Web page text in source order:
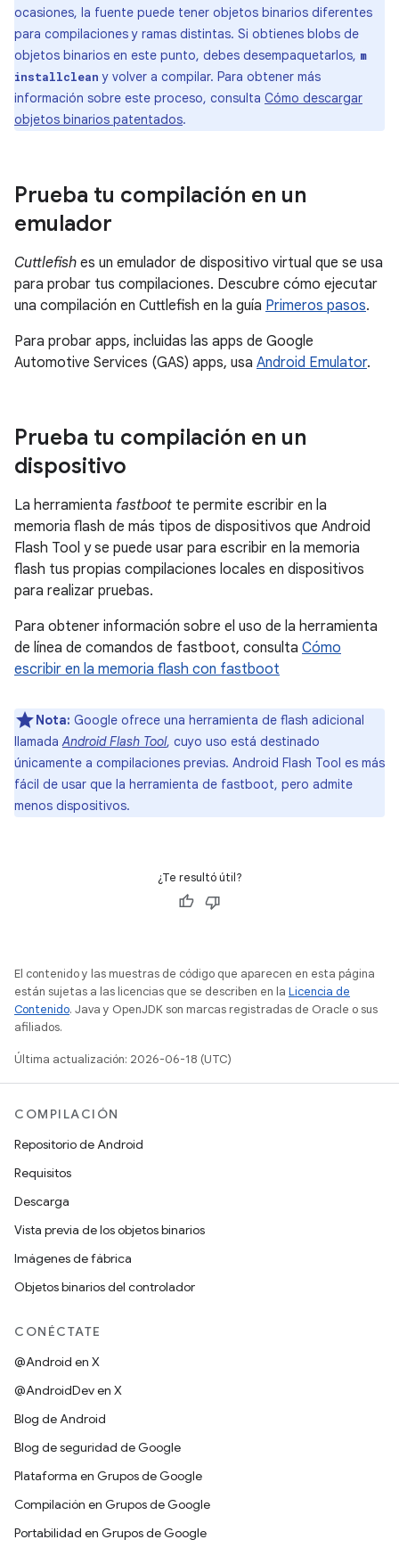
ocasiones, la fuente puede tener objetos binarios diferentes
para compilaciones y ramas distintas. Si obtienes blobs de
objetos binarios en este punto, debes desempaquetarlos, m
installclean y volver a compilar. Para obtener más
información sobre este proceso, consulta Cómo descargar
objetos binarios patentados.
Prueba tu compilación en un
emulador
Cuttlefish es un emulador de dispositivo virtual que se usa
para probar tus compilaciones. Descubre cómo ejecutar
una compilación en Cuttlefish en la guía Primeros pasos.
Para probar apps, incluidas las apps de Google
Automotive Services (GAS) apps, usa Android Emulator.
Prueba tu compilación en un
dispositivo
La herramienta fastboot te permite escribir en la
memoria flash de más tipos de dispositivos que Android
Flash Tool y se puede usar para escribir en la memoria
flash tus propias compilaciones locales en dispositivos
para realizar pruebas.
Para obtener información sobre el uso de la herramienta
de línea de comandos de fastboot, consulta Cómo
escribir en la memoria flash con fastboot
Nota: Google ofrece una herramienta de flash adicional
llamadaAndroid Flash Tool, cuyo uso está destinado
únicamente a compilaciones previas. Android Flash Tool es más
fácil de usar que la herramienta de fastboot, pero admite
menos dispositivos.
¿Te resultó útil?
El contenido y las muestras de código que aparecen en esta página
están sujetas a las licencias que se describen en la Licencia de
Contenido. Java y OpenJDK son marcas registradas de Oracle o sus
afiliados.
Última actualización: 2026-06-18 (UTC)
COMPILACIÓN
Repositorio de Android
Requisitos
Descarga
Vista previa de los objetos binarios
Imágenes de fábrica
Objetos binarios del controlador
CONÉCTATE
@Android en X
@AndroidDev en X
Blog de Android
Blog de seguridad de Google
Plataforma en Grupos de Google
Compilación en Grupos de Google
Portabilidad en Grupos de Google